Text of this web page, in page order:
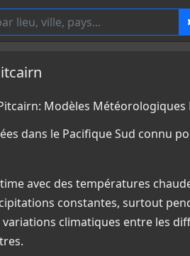
Modèles Météorologiques
dans le Pacifique Sud connu
avec des températures
constantes, surtout
climatiques entre les